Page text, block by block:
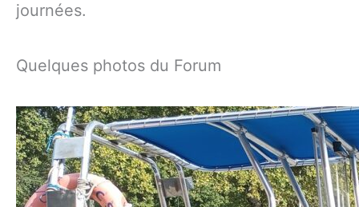
journées.
Quelques photos du Forum